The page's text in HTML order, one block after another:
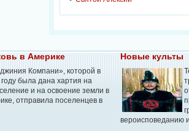
в Америке
Компани», которой в
была дана хартия на
и на освоение земли в
отправила поселенцев в
Новые культы
вероисповеданию